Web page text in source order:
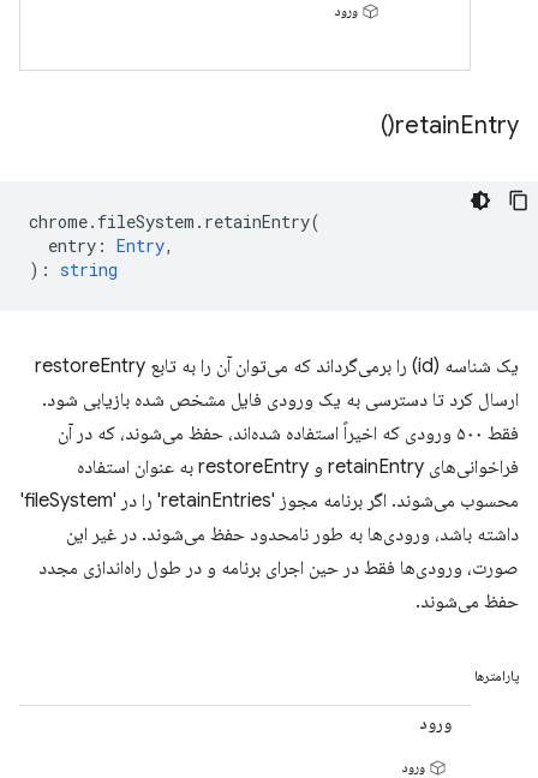
ورود
retainEntry(
)
chrome. fileSystem . retainEntry(
entry : Entry,
) : string
یک شناسه (id) را برمی‌گرداند که می‌توان آن را به تابع restoreEntry
ارسال کرد تا دسترسی به یک ورودی فایل مشخص شده بازیابی شود.
فقط ۵۰۰ ورودی که اخیراً استفاده شده‌اند، حفظ می‌شوند، که در آن
فراخوانی‌های retainEntry و restoreEntry به عنوان استفاده
محسوب می‌شوند. اگر برنامه مجوز 'retainEntries' را در 'fileSystem'
داشته باشد، ورودی‌ها به طور نامحدود حفظ می‌شوند. در غیر این
صورت، ورودی‌ها فقط در حین اجرای برنامه و در طول راه‌اندازی مجدد
حفظ می‌شوند.
پارامترها
ورود
ورود